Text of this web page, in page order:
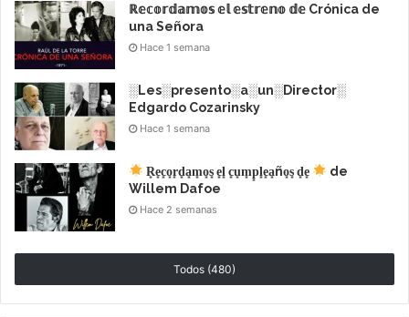
Lectura de nominaciones Premios#Goya2026
ℝ𝕖𝕔𝕠𝕣𝕕𝕒𝕞𝕠𝕤 𝕖𝕝 𝕖𝕤𝕥𝕣𝕖𝕟𝕠 𝕕𝕖 Crónica de
una Señora
Hace 1 semana
░Les░presento░a░un░Director░
Edgardo Cozarinsky
Hace 1 semana
R͙e͙c͙o͙r͙d͙a͙m͙o͙s͙ e͙l͙ c͙u͙m͙p͙l͙e͙a͙ño͙s͙ d͙e͙
de
Willem Dafoe
Hace 2 semanas
Todos (480)